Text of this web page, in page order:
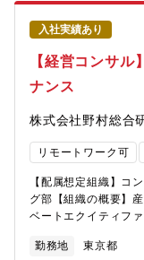
極的な増員募集。現
己の成長に意欲的な
マネジャー等、当社
【働き方】クライア
応いただきます平均
給に20時間分は含む
ん）【求める人物像
変革を現場で実感し
ーメイドの価値提供
行錯誤をしながら解
ロフェッショナルと
神で社内外のメンバ
な職務内容】・経営
ピープルアナリティ
支援・顧客企業の人
合、PMO支援・採用
成、シニア活用（定
ションプラン策定な
種改革【携わるビジ
＞・人材戦略策定支
活用した人事プロセ
けた伴走支援（業種
入社実績あり
【経営コンサル
ナンス
株式会社野村総合
リモートワーク可
【配属想定組織】コ
グ部【組織の概要】
ベートエクイティフ
門性を活かしたコン
勤務地 東京都